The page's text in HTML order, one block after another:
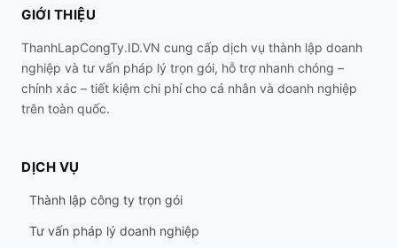
GIỚI THIỆU
ThanhLapCongTy.ID.VN cung cấp dịch vụ thành lập doanh
nghiệp và tư vấn pháp lý trọn gói, hỗ trợ nhanh chóng –
chính xác – tiết kiệm chi phí cho cá nhân và doanh nghiệp
trên toàn quốc.
DỊCH VỤ
Thành lập công ty trọn gói
Tư vấn pháp lý doanh nghiệp